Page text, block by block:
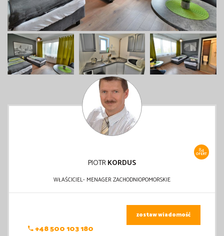
84
OFERT
PIOTRKORDUS
WŁAŚCICIEL- MENAGER ZACHODNIOPOMORSKIE
+48 500 103 180
zostaw wiadomość